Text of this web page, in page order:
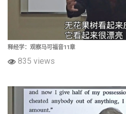
释经学：观察马可福音11章
835 views